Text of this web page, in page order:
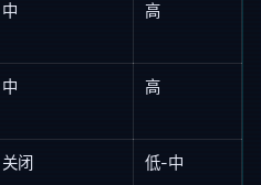
中 高
中 高
关闭 低-中